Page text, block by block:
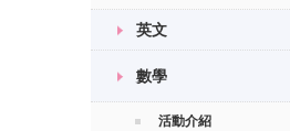
英文
數學
活動介紹